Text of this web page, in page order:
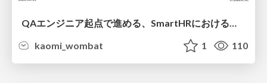
kaomi_wombat
1 110